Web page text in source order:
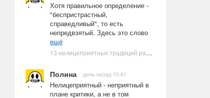
Хотя правильное определение -
"беспристрастный,
справедливый", то есть
непредвзятый. Здесь это слово
ещё
13 нелицеприятных традиций разных стран, которые могут шокировать неподготовленного человека
Полина день назад 10:41
Нелицеприятный - неприятный в
плане критики, а не в том